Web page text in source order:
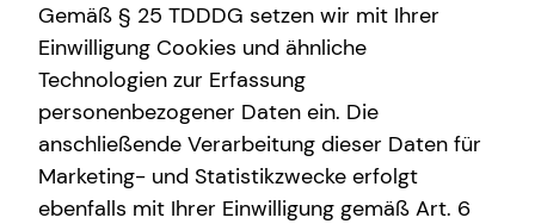
Über mich
Über tecis
Selbstständiger Repräsentant für die tecis
Finanzdienstleistungen AG
Marburger Straße 3
10789 Berlin
Mobil: +49 (176) 32301574
E-Mail:marvin.leesch@tecis.de
Gemäß § 25 TDDDG setzen wir mit Ihrer
Einwilligung Cookies und ähnliche
Technologien zur Erfassung
personenbezogener Daten ein. Die
anschließende Verarbeitung dieser Daten für
Marketing- und Statistikzwecke erfolgt
ebenfalls mit Ihrer Einwilligung gemäß Art. 6